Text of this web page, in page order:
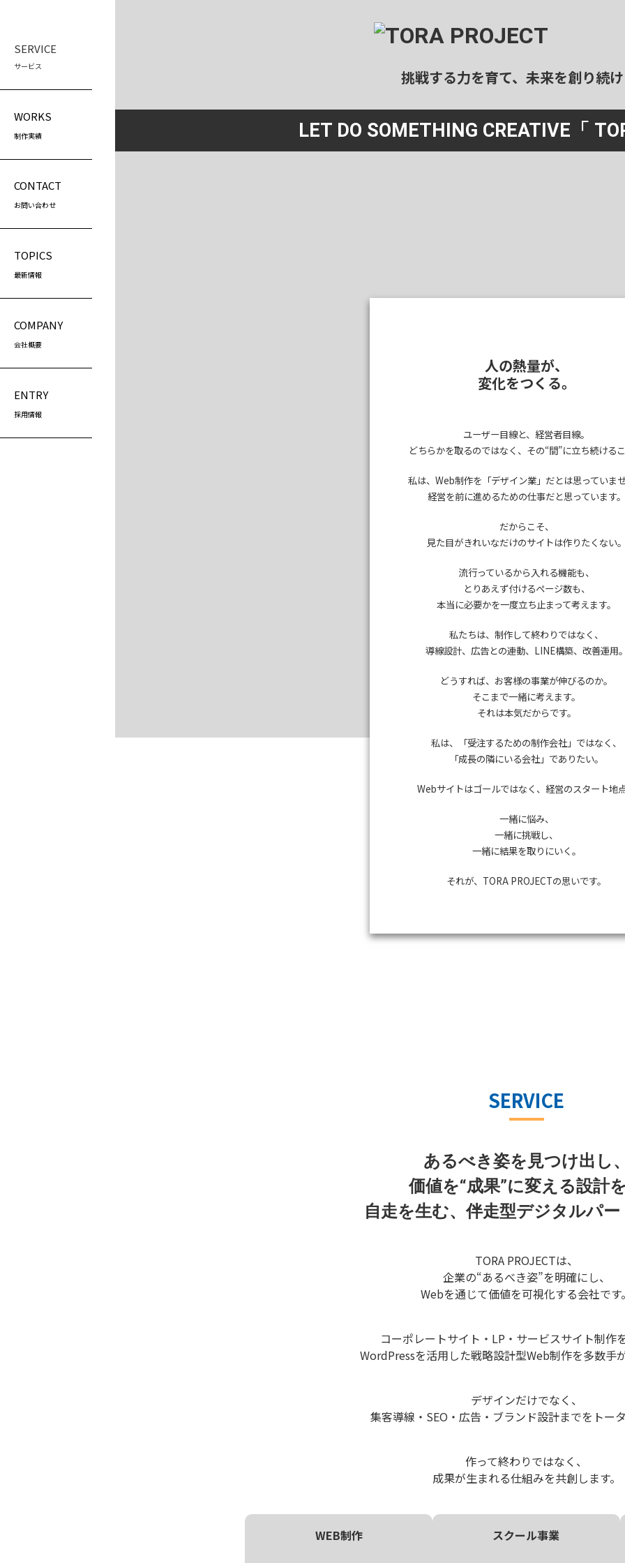
SERVICE
サービス
WORKS
制作実績
CONTACT
お問い合わせ
TOPICS
最新情報
COMPANY
会社概要
ENTRY
採用情報
ホームページ制作
プログラミングスクール
（社会人向け）
民泊運用代行
清掃
挑戦する力を育て、未来を創り続
LET DO SOMETHING CREATIVE 「
人の熱量が、
変化をつくる。
ユーザー目線と、経営者目線。
どちらかを取るのではなく、 その“間”に立ち続ける
私は、Web制作を 「デザイン業」だとは思っていま
経営を前に進めるための仕事だと思っています。
だからこそ、
見た目がきれいなだけのサイトは作りたくない
流行っているから入れる機能も、
とりあえず付けるページ数も、
本当に必要かを一度立ち止まって考えます。
私たちは、制作して終わりではなく、
導線設計、広告との連動、LINE構築、改善運用
どうすれば、お客様の事業が伸びるのか。
そこまで一緒に考えます。
それは本気だからです。
私は、「受注するための制作会社」ではなく、
「成長の隣にいる会社」でありたい。
Webサイトはゴールではなく、経営のスタート地
一緒に悩み、
一緒に挑戦し、
一緒に結果を取りにいく。
それが、TORA PROJECTの思いです。
SERVICE
あるべき姿を見つけ出し
価値を“成果”に変える設計
自走を生む、伴走型デジタルパ
TORA PROJECTは、
企業の“あるべき姿”を明確にし、
Webを通じて価値を可視化する会社です
コーポレートサイト・LP・サービスサイト制作
WordPressを活用した戦略設計型Web制作を多数手
デザインだけでなく、
集客導線・SEO・広告・ブランド設計までをトー
作って終わりではなく、
成果が生まれる仕組みを共創します。
WEB制作 スクール事業